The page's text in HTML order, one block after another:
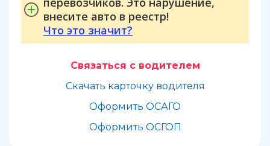
внесите авто в реестр!
Что это значит?
Связаться с водителем
Скачать карточку водителя
Оформить ОСАГО
Оформить ОСГОП